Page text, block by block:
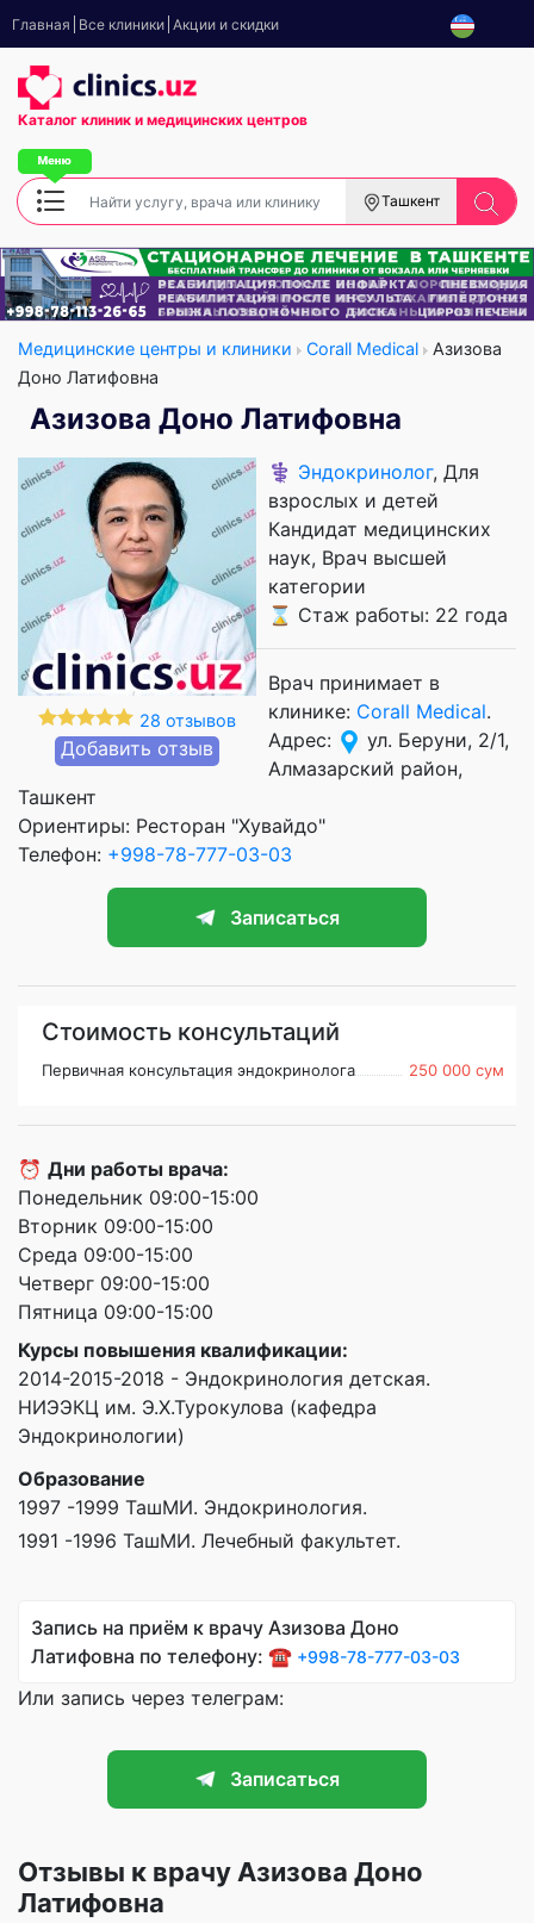
Главная Все клиники Акции и скидки
Каталог клиник и медицинских центров
Ташкент
Медицинские центры и клиники Corall Medical
Азизова
Доно Латифовна
Азизова Доно Латифовна
28 отзывов
Добавить отзыв
⚕️ Эндокринолог, Для
взрослых и детей
Кандидат медицинских
наук Врач высшей
категории
⌛ Стаж работы: 22 года
Врач принимает в
клинике: Corall Medical.
Адрес:
ул. Беруни, 2/1,
Алмазарский район,
Ташкент
Ориентиры: Ресторан "Хувайдо"
Телефон: +998-78-777-03-03
Записаться
Стоимость консультаций
Первичная консультация эндокринолога 250 000 сум
⏰ Дни работы врача:
Понедельник 09:00-15:00
Вторник 09:00-15:00
Среда 09:00-15:00
Четверг 09:00-15:00
Пятница 09:00-15:00
Курсы повышения квалификации:
2014-2015-2018 - Эндокринология детская.
НИЭЭКЦ им. Э.Х.Турокулова (кафедра
Эндокринологии)
Образование
1997 -1999 ТашМИ. Эндокринология.
1991 -1996 ТашМИ. Лечебный факультет.
Запись на приём к врачу Азизова Доно
Латифовна по телефону: ☎️ +998-78-777-03-03
Или запись через телеграм:
Записаться
Отзывы к врачу Азизова Доно
Латифовна